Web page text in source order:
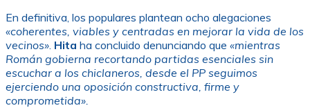
En definitiva, los populares plantean ocho alegaciones
«coherentes, viables y centradas en mejorar la vida de los
vecinos» Hita ha concluido denunciando que «mientras
Román gobierna recortando partidas esenciales sin
escuchar a los chiclaneros, desde el PP seguimos
ejerciendo una oposición constructiva, firme y
comprometida».